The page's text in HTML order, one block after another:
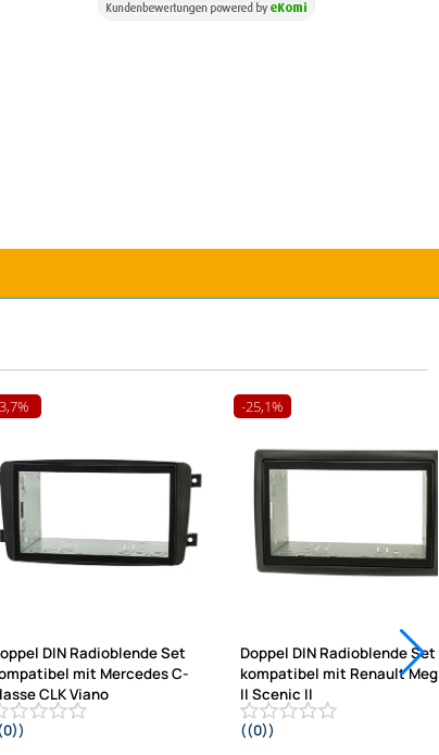
DIN Radioblende Set
mit Mercedes C-
CLK Viano
-25,1%
Doppel DIN Radioblende Set
kompatibel mit Renault
II Scenic II
Bj.2005-2009 schwarz mit
((0))